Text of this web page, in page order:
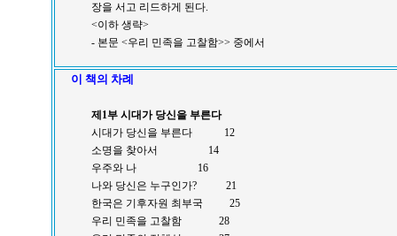
장을 서고 리드하게 된다.
<이하 생략>
- 본문 <우리 민족을 고찰함>> 중에서
이 책의 차례
제1부 시대가 당신을 부른다
시대가 당신을 부른다 12
소명을 찾아서 14
우주와 나 16
나와 당신은 누구인가? 21
한국은 기후자원 최부국 25
우리 민족을 고찰함 28